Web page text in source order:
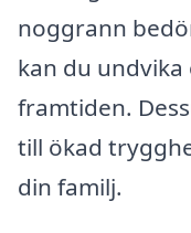
noggrann
kan du
framtiden.
till ökad
din familj.